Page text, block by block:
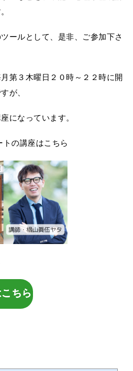
ールとして、是非、ご参加下さ
第３木曜日２０時～２２時に開
が、
になっています。
トの講座はこちら
ちら